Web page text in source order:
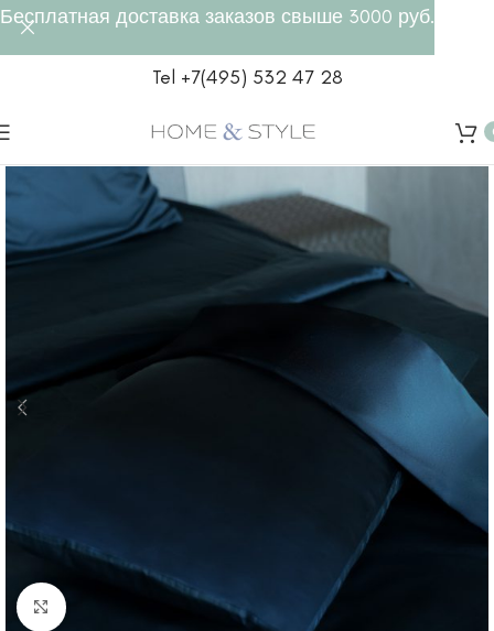
Tel +7(495) 532 47 28
Click to enlarge
Бесплатная доставка заказов свыше 3000 руб.